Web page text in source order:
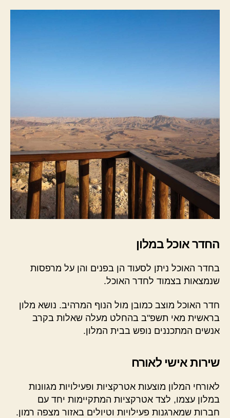
החדר אוכל במלון
בחדר האוכל ניתן לסעוד הן בפנים והן על מרפסות
שנמצאות בצמוד לחדר האוכל.
חדר האוכל מוצב כמובן מול הנוף המרהיב. נושא מלון
בראשית מאי תשפ"ב בהחלט מעלה שאלות בקרב
אנשים המתכננים נופש בבית המלון.
שירות אישי לאורח
לאורחי המלון מוצעות אטרקציות ופעילויות מגוונות
במלון עצמו, לצד אטרקציות המתקיימות יחד עם
חברות שמארגנות פעילויות וטיולים באזור מצפה רמון.